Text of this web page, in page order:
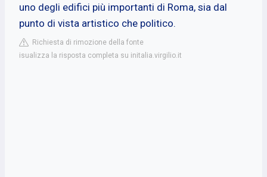
uno degli edifici più importanti di Roma, sia dal
punto di vista artistico che politico.
Richiesta di rimozione della fonte
isualizza la risposta completa su initalia.virgilio.it